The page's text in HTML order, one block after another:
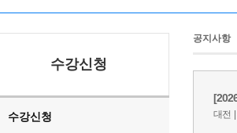
수강신청
수강신청
공지사항